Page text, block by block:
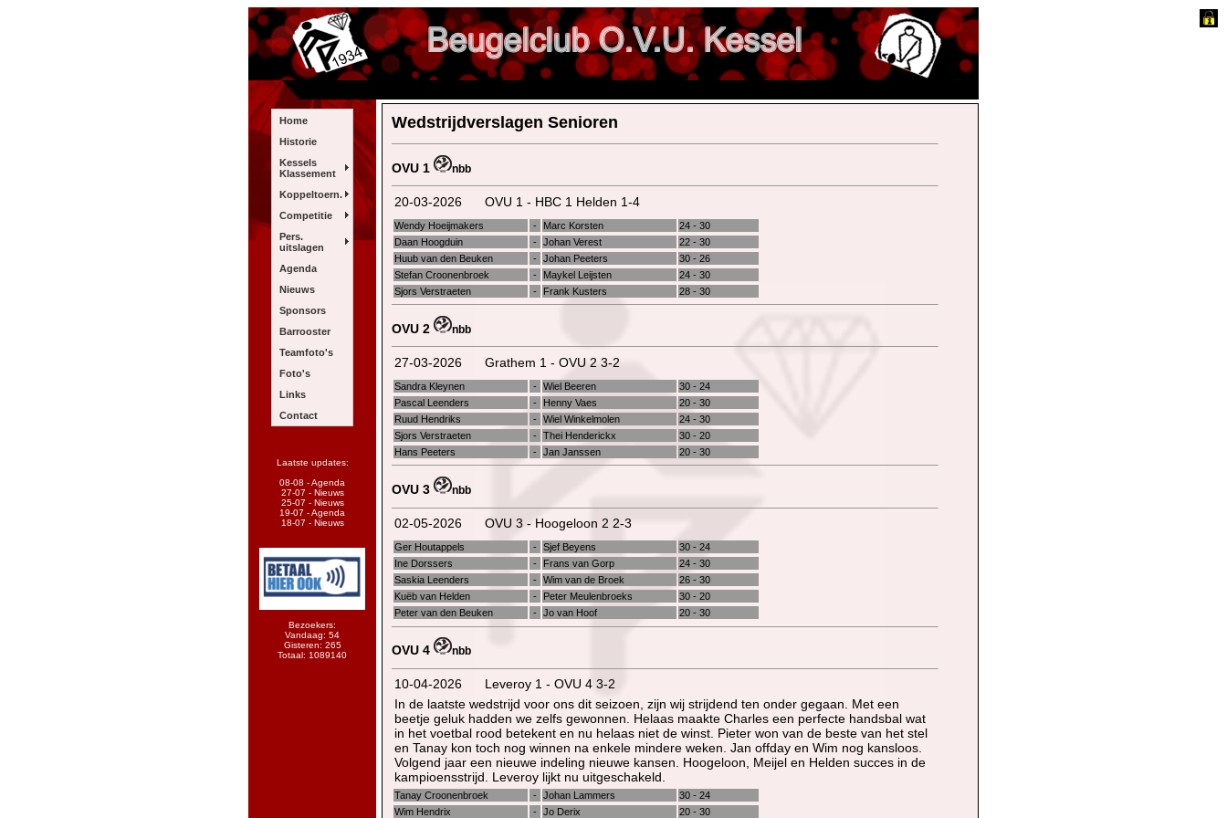
Home
Historie
Kessels
Klassement
Koppeltoern.
Competitie
Pers.
uitslagen
Agenda
Nieuws
Sponsors
Barrooster
Teamfoto's
Foto's
Links
Contact
Laatste updates:
08-08 - Agenda
27-07 - Nieuws
25-07 - Nieuws
19-07 - Agenda
18-07 - Nieuws
Bezoekers:
Vandaag: 54
Gisteren: 265
Totaal: 1089140
Wedstrijdverslagen Senioren
OVU 1 nbb
20-03-2026 OVU 1 - HBC 1 Helden 1-4
Wendy Hoeijmakers - Marc Korsten
24 - 30
Daan Hoogduin
- Johan Verest
22 - 30
Huub van den Beuken
- Johan Peeters
30 - 26
Stefan Croonenbroek
- Maykel Leijsten
24 - 30
Sjors Verstraeten
- Frank Kusters 28 - 30
OVU 2 nbb
27-03-2026 Grathem 1 - OVU 2 3-2
Sandra Kleynen - Wiel Beeren
30 - 24
Pascal Leenders
- Henny Vaes
20 - 30
Ruud Hendriks
- Wiel Winkelmolen
24 - 30
Sjors Verstraeten
- Thei Henderickx
30 - 20
Hans Peeters
- Jan Janssen 20 - 30
OVU 3 nbb
02-05-2026 OVU 3 - Hoogeloon 2 2-3
Ger Houtappels - Sjef Beyens
30 - 24
Ine Dorssers
- Frans van Gorp
24 - 30
Saskia Leenders
- Wim van de Broek
26 - 30
Kuëb van Helden
- Peter Meulenbroeks
30 - 20
Peter van den Beuken
- Jo van Hoof 20 - 30
OVU 4 nbb
10-04-2026
Leveroy 1 - OVU 4 3-2
In de laatste wedstrijd voor ons dit seizoen, zijn wij strijdend ten onder gegaan. Met een
beetje geluk hadden we zelfs gewonnen. Helaas maakte Charles een perfecte handsbal wat
in het voetbal rood betekent en nu helaas niet de winst. Pieter won van de beste van het stel
en Tanay kon toch nog winnen na enkele mindere weken. Jan offday en Wim nog kansloos.
Volgend jaar een nieuwe indeling nieuwe kansen. Hoogeloon, Meijel en Helden succes in de
kampioensstrijd. Leveroy lijkt nu uitgeschakeld.
Tanay Croonenbroek - Johan Lammers
30 - 24
Wim Hendrix
- Jo Derix 20 - 30